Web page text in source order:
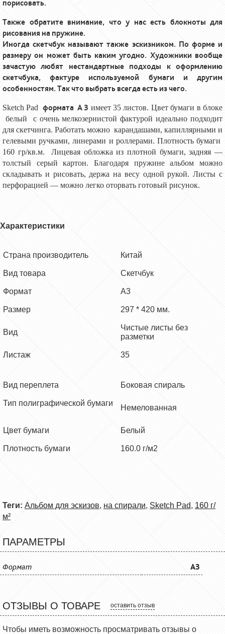
порисовать.
Также обратите внимание, что у нас есть блокноты для
рисования на пружине.
Иногда скетчбук называют также эскизником. По форме и
размеру он может быть каким угодно. Художники вообще
зачастую любят нестандартные подходы к оформлению
скетчбука, фактуре используемой бумаги и другим
особенностям. Так что выбрать всегда есть из чего.
Sketch Padформата А 3 имеет 35 листов. Цвет бумаги в блоке
белый c очень мелкозернистой фактурой идеально подходит
для скетчинга. Работать можно карандашами, капиллярными и
гелевыми ручками, линерами и роллерами. Плотность бумаги
160 гр/кв.м. Лицевая обложка из плотной бумаги, задняя —
толстый серый картон. Благодаря пружине альбом можно
складывать и рисовать, держа на весу одной рукой. Листы с
перфорацией — можно легко оторвать готовый рисунок.
Характеристики
Страна производитель Китай
Вид товара Скетчбук
Формат А3
Размер 297 * 420 мм.
Вид
Чистые листы без
разметки
Листаж 35
Вид переплета Боковая спираль
Тип полиграфической бумаги
Немелованная
Цвет бумаги Белый
Плотность бумаги 160.0 г/м2
Теги: Альбом для эскизов, на спирали, Sketch Pad, 160 г/
м²
ПАРАМЕТРЫ
Формат A3
ОТЗЫВЫ О ТОВАРЕ оставить отзыв
Чтобы иметь возможность просматривать отзывы о